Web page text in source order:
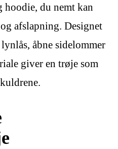
hoodie, du nemt kan
afslapning. Designet
åbne sidelommer
giver en trøje som